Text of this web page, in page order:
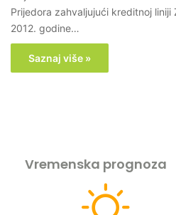
Prijedora zahvaljujući kreditnoj liniji
2012. godine…
Saznaj više »
Vremenska prognoza